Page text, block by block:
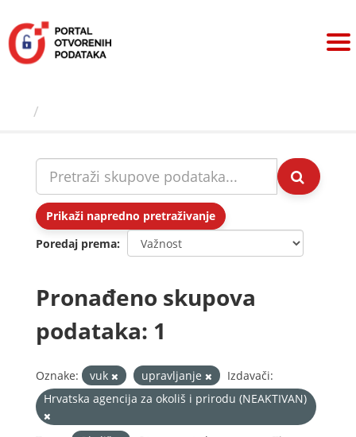
sadržaj
Prikaži napredno pretraživanje
Poredaj prema
Pronađeno skupova
podataka: 1
Oznake: vuk upravljanje
Izdavači:
Hrvatska agencija za okoliš i prirodu (NEAKTIVAN)